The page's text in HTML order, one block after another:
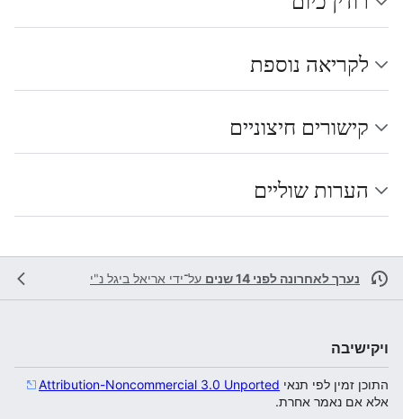
לקריאה נוספת
קישורים חיצוניים
הערות שוליים
נערך לאחרונה לפני 14 שנים על־ידי אריאל ביגל נ"י
ויקישיבה
התוכן זמין לפי תנאי Attribution-Noncommercial 3.0 Unported
אלא אם נאמר אחרת.